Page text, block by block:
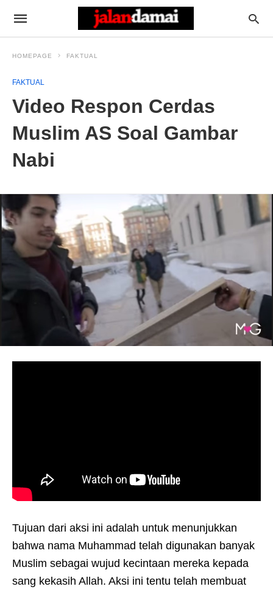
HOMEPAGE FAKTUAL
FAKTUAL
Video Respon Cerdas
Muslim AS Soal Gambar
Nabi
Tujuan dari aksi ini adalah untuk menunjukkan
bahwa nama Muhammad telah digunakan banyak
Muslim sebagai wujud kecintaan mereka kepada
sang kekasih Allah. Aksi ini tentu telah membuat